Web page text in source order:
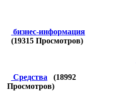
бизнес-информация
(19315 Просмотров)
Средства (18992
Просмотров)